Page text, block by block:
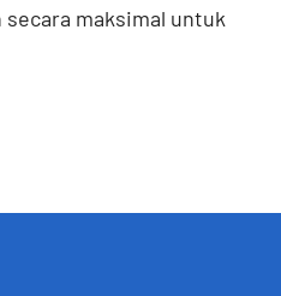
maksimal untuk